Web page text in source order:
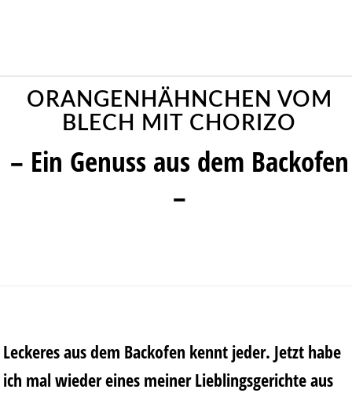
ORANGENHÄHNCHEN VOM
BLECH MIT CHORIZO
– Ein Genuss aus dem Backofen
–
Leckeres aus dem Backofen kennt jeder. Jetzt habe
ich mal wieder eines meiner Lieblingsgerichte aus